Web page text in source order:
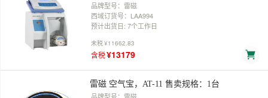
品牌型号：雷磁
西域订货号：LAA994
预计出货日: 7个工作日
未税¥11662.83
含税¥13179
雷磁 空气宝，AT-11 售卖规格：1台